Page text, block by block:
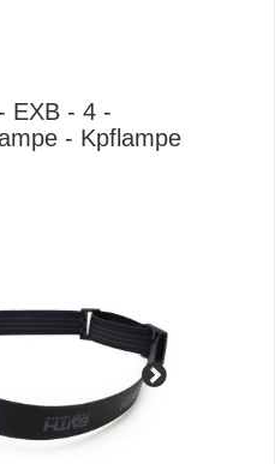
EXB - 4 -
- Kpflampe